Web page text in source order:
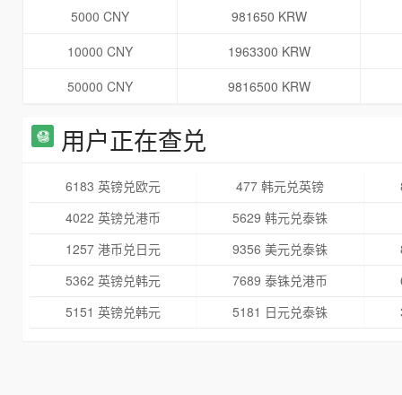
5000 CNY
981650 KRW
10000 CNY
1963300 KRW
50000 CNY
9816500 KRW
用户正在查兑
6183 英镑兑欧元 477 韩元兑英镑
4022 英镑兑港币
5629 韩元兑泰铢
1257 港币兑日元
9356 美元兑泰铢
5362 英镑兑韩元
7689 泰铢兑港币
5151 英镑兑韩元
5181 日元兑泰铢